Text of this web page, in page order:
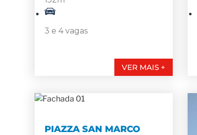
3 e 4 vagas
VER MAIS +
PIAZZA SAN MARCO